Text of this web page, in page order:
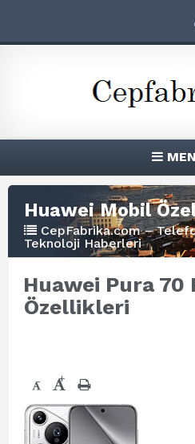
Huawei Mobil
CepFabrika.com –
Teknoloji Haberleri
Huawei Pura 70
Özellikleri
- +